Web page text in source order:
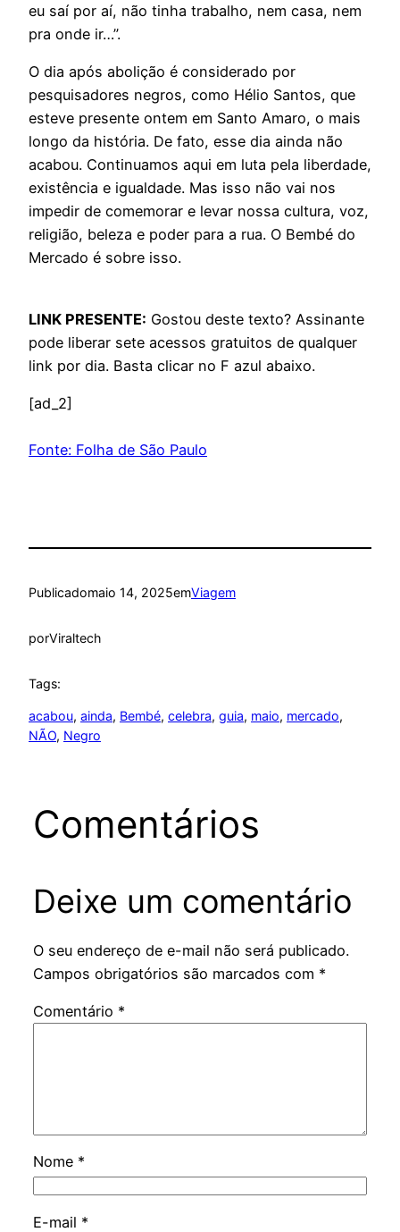
eu saí por aí, não tinha trabalho, nem casa, nem
pra onde ir…”.
O dia após abolição é considerado por
pesquisadores negros, como Hélio Santos, que
esteve presente ontem em Santo Amaro, o mais
longo da história. De fato, esse dia ainda não
acabou. Continuamos aqui em luta pela liberdade,
existência e igualdade. Mas isso não vai nos
impedir de comemorar e levar nossa cultura, voz,
religião, beleza e poder para a rua. O Bembé do
Mercado é sobre isso.
LINK PRESENTE: Gostou deste texto? Assinante
pode liberar sete acessos gratuitos de qualquer
link por dia. Basta clicar no F azul abaixo.
[ad_2]
Fonte: Folha de São Paulo
Publicadomaio 14, 2025emViagem
porViraltech
Tags:
acabou, ainda, Bembé, celebra, guia, maio, mercado
NÃO, Negro
Comentários
Deixe um comentário
O seu endereço de e-mail não será publicado.
Campos obrigatórios são marcados com *
Comentário *
Nome *
E-mail *